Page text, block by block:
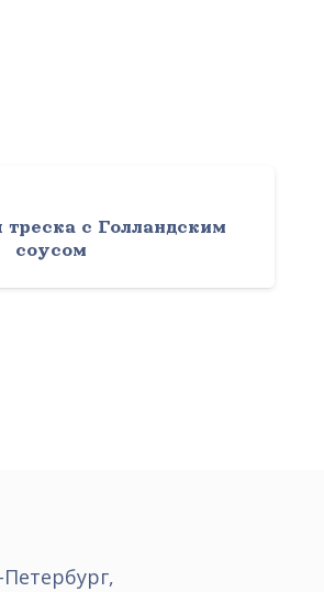
с Голландским
соусом
Петербург,